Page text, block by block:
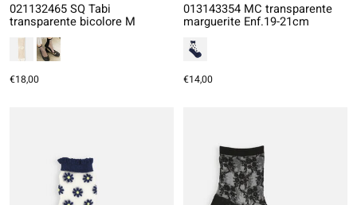
021132465 SQ Tabi
transparente bicolore M
€18,00
013143354 MC transparente
marguerite Enf.19-21cm
€14,00